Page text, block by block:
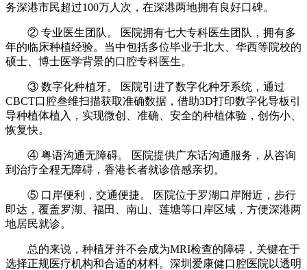
务深港市民超过100万人次，在深港两地拥有良好口碑。
② 专业医生团队。 医院拥有七大专科医生团队，拥有多
年的临床种植经验。当中包括多位毕业于北大、华西等院校的
硕士、博士医学背景的口腔专科医生。
③ 数字化种植牙。 医院引进了数字化种牙系统，通过
CBCT口腔叁维扫描获取准确数据，借助3D打印数字化导板引
导种植体植入，实现微创、准确、安全的种植体验，创伤小、
恢复快。
④ 粤语沟通无障碍。 医院提供广东话沟通服务，从咨询
到治疗全程无障碍，香港长者就诊倍感亲切。
⑤ 口岸便利，交通便捷。 医院位于罗湖口岸附近，步行
即达，覆盖罗湖、福田、南山、莲塘等口岸区域，方便深港两
地居民就诊。
总的来说，种植牙并不会成为MRI检查的障碍，关键在于
选择正规医疗机构和合适的材料。深圳爱康健口腔医院以透明